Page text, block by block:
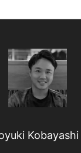
Kobayashi